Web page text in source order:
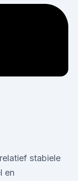
stabiele
en